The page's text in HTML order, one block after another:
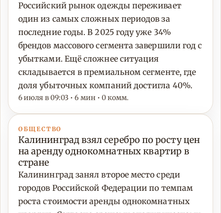
Российский рынок одежды переживает
один из самых сложных периодов за
последние годы. В 2025 году уже 34%
брендов массового сегмента завершили год с
убытками. Ещё сложнее ситуация
складывается в премиальном сегменте, где
доля убыточных компаний достигла 40%.
6 июля в 09:03 • 6 мин • 0 комм.
ОБЩЕСТВО
Калининград взял серебро по росту цен
на аренду однокомнатных квартир в
стране
Калининград занял второе место среди
городов Российской Федерации по темпам
роста стоимости аренды однокомнатных